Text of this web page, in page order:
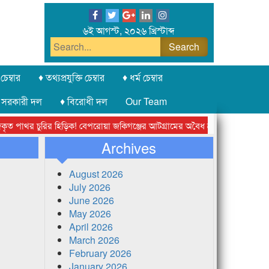
৬ই আগস্ট, ২০২৬ খ্রিস্টাব্দ
♦ তথ্যপ্রযুক্তি চেম্বার
♦ ধর্ম চেম্বার
দল ♦ বিরোধী দল
Our Team
চুরির হিড়িক! বেপরোয়া জকিগঞ্জের আটগ্রামের অবৈধ ক্রাশার জোন চক্র
Archives
August 2026
July 2026
June 2026
May 2026
April 2026
March 2026
February 2026